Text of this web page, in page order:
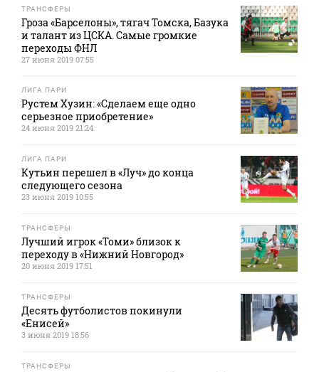
ТРАНСФЕРЫ
Гроза «Барселоны», тягач Томска, Базука
и талант из ЦСКА. Самые громкие
переходы ФНЛ
27 июня 2019 07:55
ЛИГА ПАРИ
Рустем Хузин: «Сделаем еще одно
серьезное приобретение»
24 июня 2019 21:24
ЛИГА ПАРИ
Кутьин перешел в «Луч» до конца
следующего сезона
23 июня 2019 10:55
ТРАНСФЕРЫ
Лучший игрок «Томи» близок к
переходу в «Нижний Новгород»
20 июня 2019 17:51
ТРАНСФЕРЫ
Деcять футболистов покинули
«Енисей»
3 июня 2019 18:56
ТРАНСФЕРЫ